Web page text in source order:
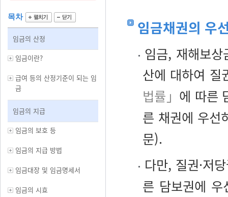
목차
임금의 산정
임금이란?
급여 등의 산정기준이 되는 임
금
임금의 지급
임금의 보호 등
임금의 지급 방법
임금대장 및 임금명세서
임금의 시효
임금채권의 우
임금, 재해보
산에 대하여
법률」 에 따른
른 채권에 우선
문).
다만, 질권·저
른 담보권에 우